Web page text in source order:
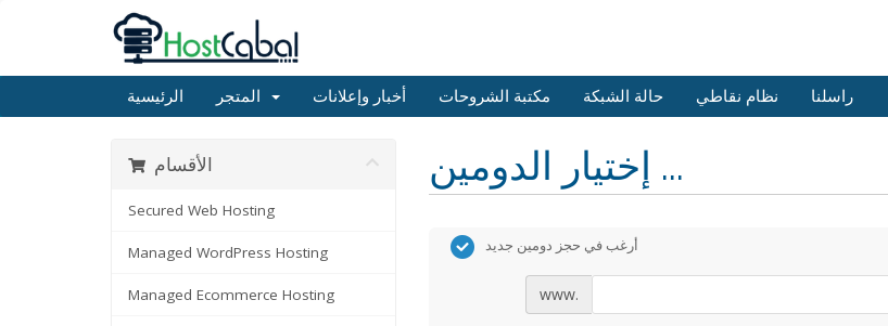
الرئيسية أخبار وإعلانات مكتبة الشروحات حالة الشبكة نظام نقاطي راسلنا
إختيار الدومين ... الأقسام
Secured Web Hosting
Managed WordPress Hosting
Managed Ecommerce Hosting
أرغب في حجز دومين جديد
www.